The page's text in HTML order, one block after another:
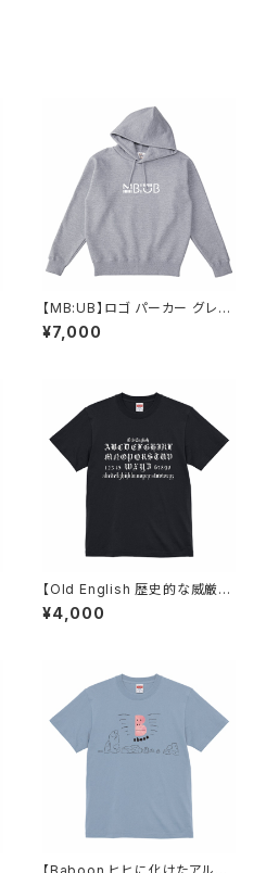
【MB:UB】ロゴ パーカー グレー
ユニセックス
¥7,000
【Old English 歴史的な威厳を
感じさせるフォント】Tシャツ ブ
ラック ユニセックス
¥4,000